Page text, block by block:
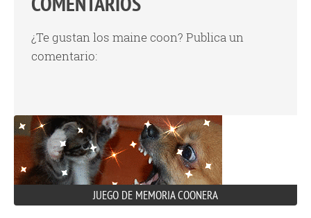
¿Te gustan los maine coon? Publica un
comentario:
JUEGO DE MEMORIA COONERA